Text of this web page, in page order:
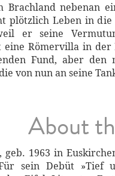
Brachland nebenan
plötzlich Leben in die
er seine
eine Römervilla in
Fund, aber
von nun an seine
About
geb. 1963 in
sein Debüt »Tief